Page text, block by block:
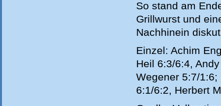
So stand am
Grillwurst und
Nachhinein
Einzel: Achim
Heil 6:3/6:4,
Wegener 5:7/
6:1/6:2, Herbert